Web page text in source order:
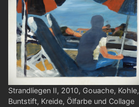
Strandliegen II, 2010, Gouache, Kohle,
Buntstift, Kreide, Ölfarbe und Collage